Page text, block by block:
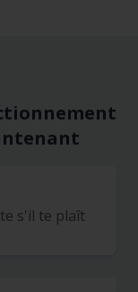
s'il te plaît